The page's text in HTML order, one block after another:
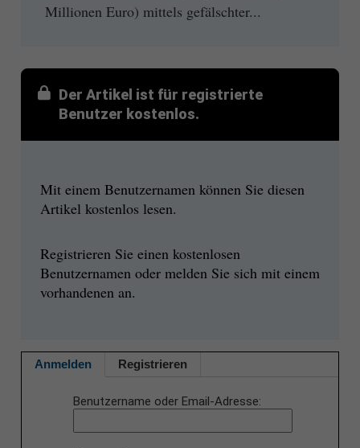
Millionen Euro) mittels gefälschter...
Der Artikel ist für registrierte
Benutzer kostenlos.
Mit einem Benutzernamen können Sie diesen
Artikel kostenlos lesen.
Registrieren Sie einen kostenlosen
Benutzernamen oder melden Sie sich mit einem
vorhandenen an.
Anmelden Registrieren
Benutzername oder Email-Adresse